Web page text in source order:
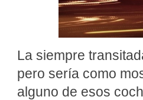
La siempre
pero sería como
alguno de esos